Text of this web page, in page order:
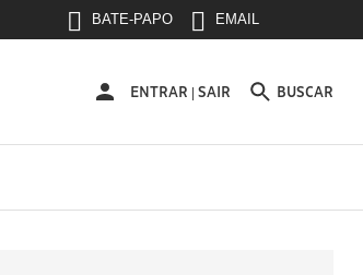
BATE-PAPO EMAIL
ENTRAR
ENTRAR | SAIR BUSCAR